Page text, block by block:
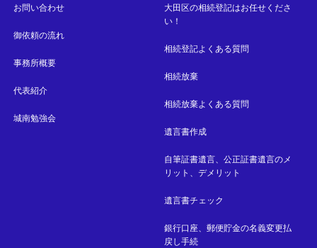
お問い合わせ
御依頼の流れ
事務所概要
代表紹介
城南勉強会
大田区の相続登記はお任せくださ
い！
相続登記よくある質問
相続放棄
相続放棄よくある質問
遺言書作成
自筆証書遺言、公正証書遺言のメ
リット、デメリット
遺言書チェック
銀行口座、郵便貯金の名義変更払
戻し手続